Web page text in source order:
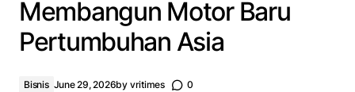
Membangun Motor Baru
Pertumbuhan Asia
Bisnis June 29, 2026by vritimes 0